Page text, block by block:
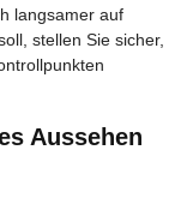
langsamer auf
stellen Sie sicher,
Aussehen